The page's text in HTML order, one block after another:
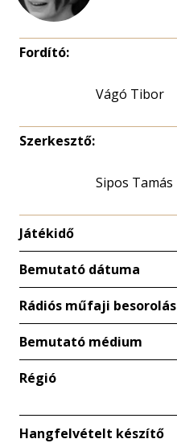
Fordító:
Vágó Tibor
Szerkesztő:
Sipos Tamás
Játékidő
Bemutató dátuma
Rádiós műfaji besorolás
Bemutató médium
Régió
Hangfelvételt készítő